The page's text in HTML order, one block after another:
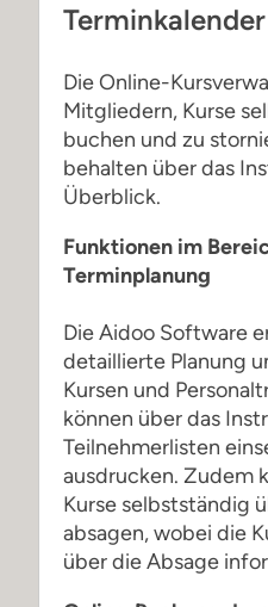
Die Online-
Mitgliedern, Kurse
buchen und zu
behalten über das
Überblick.
Funktionen im
Terminplanung
Die Aidoo Software
detaillierte Planung
Kursen und
können über das
Teilnehmerlisten
ausdrucken. Zudem
Kurse selbstständig
absagen, wobei die
über die Absage